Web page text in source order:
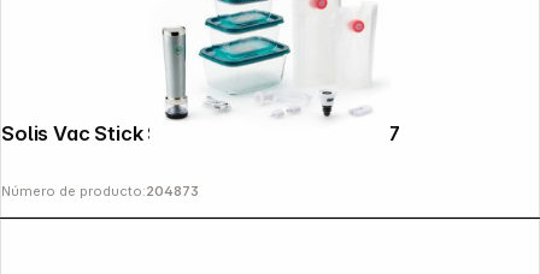
Solis Vac Stick Starter Set 13 pieces 5707
Número de producto:204873